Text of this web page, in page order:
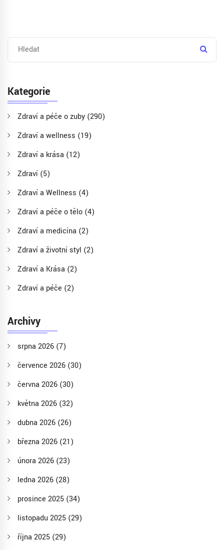
Kategorie
Zdraví a péče o zuby (290)
Zdraví a wellness (19)
Zdraví a krása (12)
Zdraví (5)
Zdraví a Wellness (4)
Zdraví a péče o tělo (4)
Zdraví a medicína (2)
Zdraví a životní styl (2)
Zdraví a Krása (2)
Zdraví a péče (2)
Archivy
srpna 2026 (7)
července 2026 (30)
června 2026 (30)
května 2026 (32)
dubna 2026 (26)
března 2026 (21)
února 2026 (23)
ledna 2026 (28)
prosince 2025 (34)
listopadu 2025 (29)
října 2025 (29)